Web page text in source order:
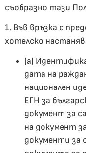
съобразно тази
1. Във връзка с
хотелско
(а)
дата на
национален
ЕГН за
документ за
на документ
документи за